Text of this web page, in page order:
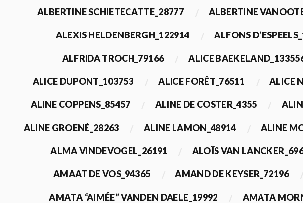
ALBERTINE SCHIETECATTE_28777 ALBERTINE
ALEXIS HELDENBERGH_122914 ALFONS
ALFRIDA TROCH_79166 ALICE
ALICE DUPONT_103753 ALICE FORÊT_76511 ALICE
ALINE COPPENS_85457 ALINE DE COSTER_4355
ALINE GROENÉ_28263 ALINE LAMON_48914 ALINE
ALMA VINDEVOGEL_26191 ALOÏS VAN
AMAAT DE VOS_94365 AMAND DE KEYSER_72196
AMATA “AIMÉE” VANDEN DAELE_19992 AMATA